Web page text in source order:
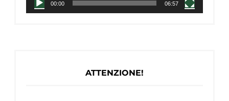
00:00 06:57
ATTENZIONE!